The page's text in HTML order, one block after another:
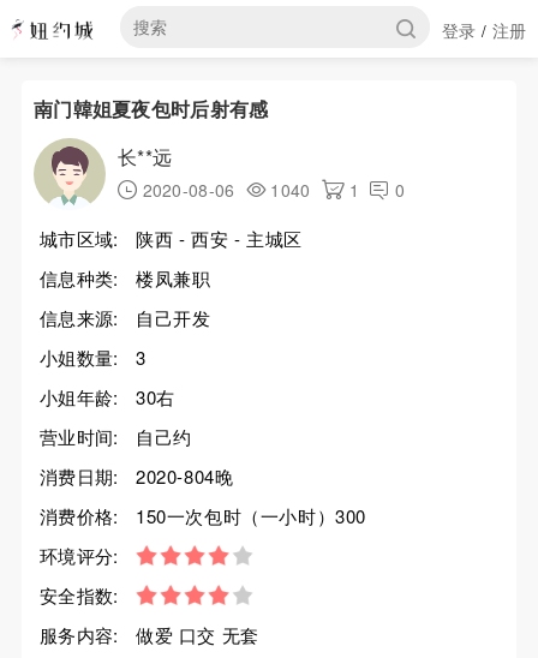
登录 / 注册
南门韓姐夏夜包时后射有感
长**远
2020-08-06 1040 1 0
城市区域:
陕西 - 西安 - 主城区
信息种类:
楼凤兼职
信息来源:
自己开发
小姐数量:
3
小姐年龄:
30右
营业时间:
自己约
消费日期:
2020-804晚
消费价格:
150一次包时（一小时）300
环境评分:
安全指数:
服务内容:
做爱 口交 无套